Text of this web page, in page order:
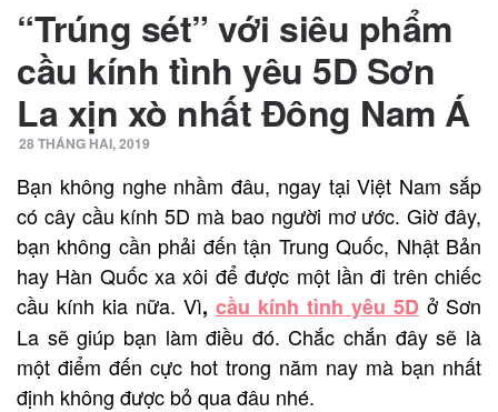
“Trúng sét” với siêu phẩm
cầu kính tình yêu 5D Sơn
La xịn xò nhất Đông Nam Á
28 THÁNG HAI, 2019
Bạn không nghe nhầm đâu, ngay tại Việt Nam sắp
có cây cầu kính 5D mà bao người mơ ước. Giờ đây,
bạn không cần phải đến tận Trung Quốc, Nhật Bản
hay Hàn Quốc xa xôi để được một lần đi trên chiếc
cầu kính kia nữa. Vì, cầu kính tình yêu 5D ở Sơn
La sẽ giúp bạn làm điều đó. Chắc chắn đây sẽ là
một điểm đến cực hot trong năm nay mà bạn nhất
định không được bỏ qua đâu nhé.